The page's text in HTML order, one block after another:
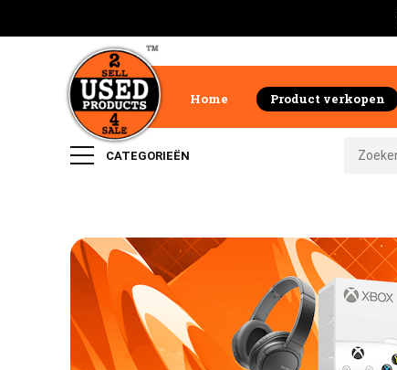
Home Product verkopen
CATEGORIEËN